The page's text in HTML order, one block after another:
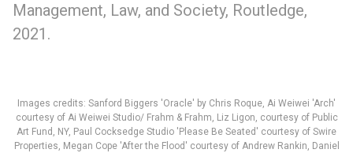
Management, Law, and Society, Routledge,
2021.
Images credits: Sanford Biggers 'Oracle' by Chris Roque, Ai Weiwei 'Arch'
courtesy of Ai Weiwei Studio/ Frahm & Frahm, Liz Ligon, courtesy of Public
Art Fund, NY, Paul Cocksedge Studio 'Please Be Seated' courtesy of Swire
Properties, Megan Cope 'After the Flood' courtesy of Andrew Rankin, Daniel